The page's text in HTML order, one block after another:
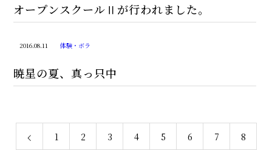
オープンスクールⅡが行われました。
2016.08.11 体験・ボラ
暁星の夏、真っ只中
1 2 3 4 5 6 7 8